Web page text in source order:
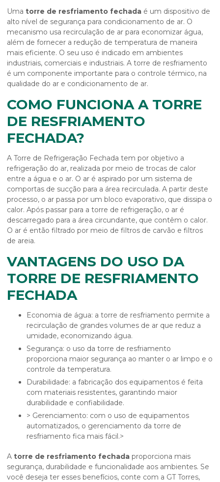
Uma torre de resfriamento fechada é um dispositivo de
alto nível de segurança para condicionamento de ar. O
mecanismo usa recirculação de ar para economizar água,
além de fornecer a redução de temperatura de maneira
mais eficiente. O seu uso é indicado em ambientes
industriais, comerciais e industriais. A torre de resfriamento
é um componente importante para o controle térmico, na
qualidade do ar e condicionamento de ar.
COMO FUNCIONA A TORRE
DE RESFRIAMENTO
FECHADA?
A Torre de Refrigeração Fechada tem por objetivo a
refrigeração do ar, realizada por meio de trocas de calor
entre a água e o ar. O ar é aspirado por um sistema de
comportas de sucção para a área recirculada. A partir deste
processo, o ar passa por um bloco evaporativo, que dissipa o
calor. Após passar para a torre de refrigeração, o ar é
descarregado para a área circundante, que contêm o calor.
O ar é então filtrado por meio de filtros de carvão e filtros
de areia.
VANTAGENS DO USO DA
TORRE DE RESFRIAMENTO
FECHADA
Economia de água: a torre de resfriamento permite a
recirculação de grandes volumes de ar que reduz a
umidade, economizando água.
Segurança: o uso da torre de resfriamento
proporciona maior segurança ao manter o ar limpo e o
controle da temperatura.
Durabilidade: a fabricação dos equipamentos é feita
com materiais resistentes, garantindo maior
durabilidade e confiabilidade.
> Gerenciamento: com o uso de equipamentos
automatizados, o gerenciamento da torre de
resfriamento fica mais fácil.>
A torre de resfriamento fechada proporciona mais
segurança, durabilidade e funcionalidade aos ambientes. Se
você deseja ter esses benefícios, conte com a GT Torres,